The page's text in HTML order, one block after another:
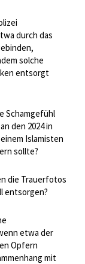
durch das
solche
entsorgt
Schamgefühl
den 2024 in
Islamisten
sollte?
die Trauerfotos
entsorgen?
etwa der
Opfern
mit